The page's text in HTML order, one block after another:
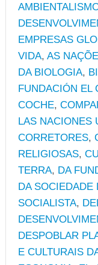
EMPRESAS
VIDA, AS
DA BIOLOGIA,
FUNDACIÓN EL
COCHE,
LAS NACIONES
CORRETORES,
RELIGIOSAS,
TERRA, DA
DA SOCIEDADE
SOCIALISTA,
DESPOBLAR
E CULTURAIS